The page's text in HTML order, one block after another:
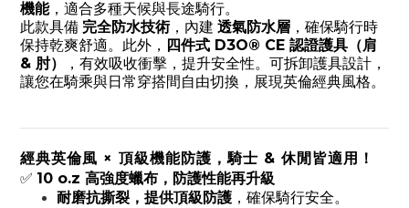
機能，適合多種天候與長途騎行。
此款具備 完全防水技術，內建 透氣防水層 ，確保騎行時
保持乾爽舒適。此外， 四件式 D3O® CE 認證護具（肩
& 肘）
，有效吸收衝擊，提升安全性。可拆卸護具設計，
讓您在騎乘與日常穿搭間自由切換，展現英倫經典風格。
經典英倫風 × 頂級機能防護，騎士 & 休閒皆適用！
✅ 10 o.z 高強度蠟布，防護性能再升級
耐磨抗撕裂，提供頂級防護 ，確保騎行安全。